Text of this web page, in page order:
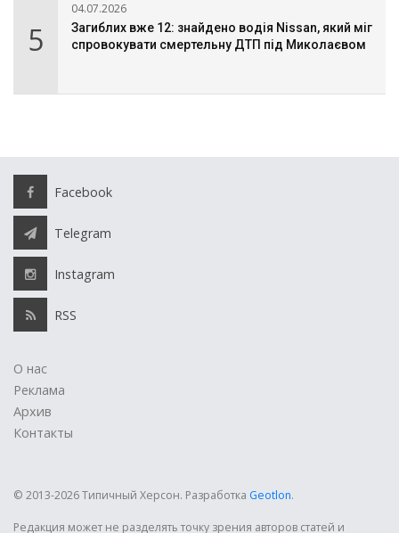
5
04.07.2026
Загиблих вже 12: знайдено водія Nissan, який міг
спровокувати смертельну ДТП під Миколаєвом
Facebook
Telegram
Instagram
RSS
О нас
Реклама
Архив
Контакты
© 2013-2026 Типичный Херсон. Разработка Geotlon.
Редакция может не разделять точку зрения авторов статей и